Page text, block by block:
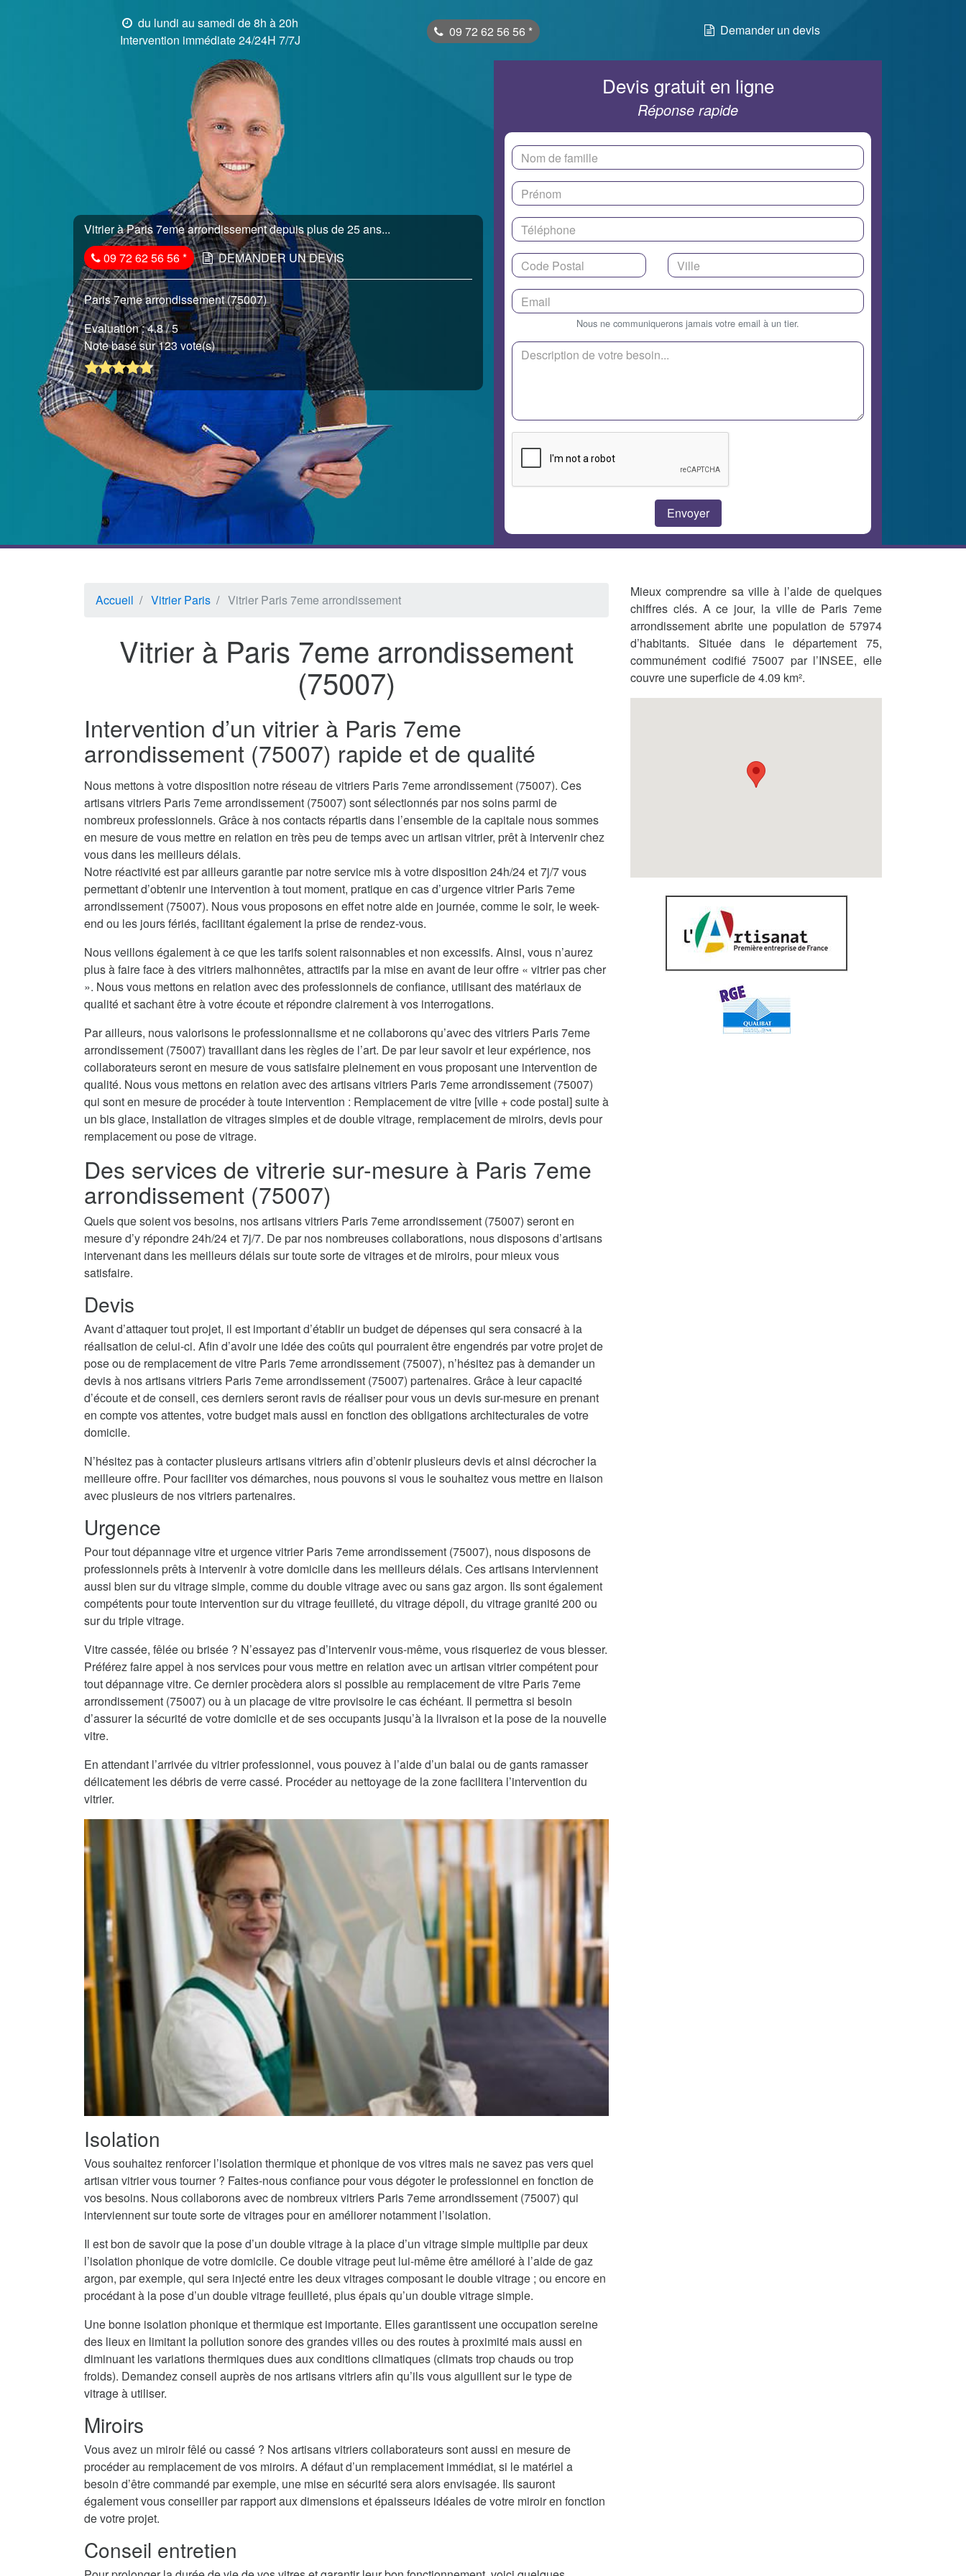
du lundi au samedi de 8h à 20h
Intervention immédiate 24/24H 7/7J
09 72 62 56 56 * Demander un devis
Vitrier à Paris 7eme arrondissement depuis plus de 25 ans...
09 72 62 56 56* DEMANDER UN DEVIS
Paris 7eme arrondissement (75007)
Evaluation :4.8/ 5
Note basé sur 123 vote(s)
Devis gratuit en ligne
Réponse rapide
Nous ne communiquerons jamais votre email à un tier.
Accueil Vitrier Paris Vitrier Paris 7eme arrondissement
Vitrier à Paris 7eme arrondissement
(75007)
Intervention d’un vitrier à Paris 7eme
arrondissement (75007) rapide et de qualité
Nous mettons à votre disposition notre réseau de vitriers Paris 7eme arrondissement (75007). Ces
artisans vitriers Paris 7eme arrondissement (75007) sont sélectionnés par nos soins parmi de
nombreux professionnels. Grâce à nos contacts répartis dans l’ensemble de la capitale nous sommes
en mesure de vous mettre en relation en très peu de temps avec un artisan vitrier, prêt à intervenir chez
vous dans les meilleurs délais.
Notre réactivité est par ailleurs garantie par notre service mis à votre disposition 24h/24 et 7j/7 vous
permettant d’obtenir une intervention à tout moment, pratique en cas d’urgence vitrier Paris 7eme
arrondissement (75007). Nous vous proposons en effet notre aide en journée, comme le soir, le week-
end ou les jours fériés, facilitant également la prise de rendez-vous.
Nous veillons également à ce que les tarifs soient raisonnables et non excessifs. Ainsi, vous n’aurez
plus à faire face à des vitriers malhonnêtes, attractifs par la mise en avant de leur offre « vitrier pas cher
». Nous vous mettons en relation avec des professionnels de confiance, utilisant des matériaux de
qualité et sachant être à votre écoute et répondre clairement à vos interrogations.
Par ailleurs, nous valorisons le professionnalisme et ne collaborons qu’avec des vitriers Paris 7eme
arrondissement (75007) travaillant dans les règles de l’art. De par leur savoir et leur expérience, nos
collaborateurs seront en mesure de vous satisfaire pleinement en vous proposant une intervention de
qualité. Nous vous mettons en relation avec des artisans vitriers Paris 7eme arrondissement (75007)
qui sont en mesure de procéder à toute intervention : Remplacement de vitre [ville + code postal] suite à
un bis glace, installation de vitrages simples et de double vitrage, remplacement de miroirs, devis pour
remplacement ou pose de vitrage.
Des services de vitrerie sur-mesure à Paris 7eme
arrondissement (75007)
Quels que soient vos besoins, nos artisans vitriers Paris 7eme arrondissement (75007) seront en
mesure d’y répondre 24h/24 et 7j/7. De par nos nombreuses collaborations, nous disposons d’artisans
intervenant dans les meilleurs délais sur toute sorte de vitrages et de miroirs, pour mieux vous
satisfaire.
Devis
Avant d’attaquer tout projet, il est important d’établir un budget de dépenses qui sera consacré à la
réalisation de celui-ci. Afin d’avoir une idée des coûts qui pourraient être engendrés par votre projet de
pose ou de remplacement de vitre Paris 7eme arrondissement (75007), n’hésitez pas à demander un
devis à nos artisans vitriers Paris 7eme arrondissement (75007) partenaires. Grâce à leur capacité
d’écoute et de conseil, ces derniers seront ravis de réaliser pour vous un devis sur-mesure en prenant
en compte vos attentes, votre budget mais aussi en fonction des obligations architecturales de votre
domicile.
N’hésitez pas à contacter plusieurs artisans vitriers afin d’obtenir plusieurs devis et ainsi décrocher la
meilleure offre. Pour faciliter vos démarches, nous pouvons si vous le souhaitez vous mettre en liaison
avec plusieurs de nos vitriers partenaires.
Urgence
Pour tout dépannage vitre et urgence vitrier Paris 7eme arrondissement (75007), nous disposons de
professionnels prêts à intervenir à votre domicile dans les meilleurs délais. Ces artisans interviennent
aussi bien sur du vitrage simple, comme du double vitrage avec ou sans gaz argon. Ils sont également
compétents pour toute intervention sur du vitrage feuilleté, du vitrage dépoli, du vitrage granité 200 ou
sur du triple vitrage.
Vitre cassée, fêlée ou brisée ? N’essayez pas d’intervenir vous-même, vous risqueriez de vous blesser.
Préférez faire appel à nos services pour vous mettre en relation avec un artisan vitrier compétent pour
tout dépannage vitre. Ce dernier procèdera alors si possible au remplacement de vitre Paris 7eme
arrondissement (75007) ou à un placage de vitre provisoire le cas échéant. Il permettra si besoin
d’assurer la sécurité de votre domicile et de ses occupants jusqu’à la livraison et la pose de la nouvelle
vitre.
En attendant l’arrivée du vitrier professionnel, vous pouvez à l’aide d’un balai ou de gants ramasser
délicatement les débris de verre cassé. Procéder au nettoyage de la zone facilitera l’intervention du
vitrier.
Isolation
Vous souhaitez renforcer l’isolation thermique et phonique de vos vitres mais ne savez pas vers quel
artisan vitrier vous tourner ? Faites-nous confiance pour vous dégoter le professionnel en fonction de
vos besoins. Nous collaborons avec de nombreux vitriers Paris 7eme arrondissement (75007) qui
interviennent sur toute sorte de vitrages pour en améliorer notamment l’isolation.
Il est bon de savoir que la pose d’un double vitrage à la place d’un vitrage simple multiplie par deux
l’isolation phonique de votre domicile. Ce double vitrage peut lui-même être amélioré à l’aide de gaz
argon, par exemple, qui sera injecté entre les deux vitrages composant le double vitrage ; ou encore en
procédant à la pose d’un double vitrage feuilleté, plus épais qu’un double vitrage simple.
Une bonne isolation phonique et thermique est importante. Elles garantissent une occupation sereine
des lieux en limitant la pollution sonore des grandes villes ou des routes à proximité mais aussi en
diminuant les variations thermiques dues aux conditions climatiques (climats trop chauds ou trop
froids). Demandez conseil auprès de nos artisans vitriers afin qu’ils vous aiguillent sur le type de
vitrage à utiliser.
Miroirs
Vous avez un miroir fêlé ou cassé ? Nos artisans vitriers collaborateurs sont aussi en mesure de
procéder au remplacement de vos miroirs. A défaut d’un remplacement immédiat, si le matériel a
besoin d’être commandé par exemple, une mise en sécurité sera alors envisagée. Ils sauront
également vous conseiller par rapport aux dimensions et épaisseurs idéales de votre miroir en fonction
de votre projet.
Conseil entretien
Mieux comprendre sa ville à l’aide de quelques
chiffres clés. A ce jour, la ville de Paris 7eme
arrondissement abrite une population de 57974
d’habitants. Située dans le département 75,
communément codifié 75007 par l’INSEE, elle
couvre une superficie de 4.09 km².